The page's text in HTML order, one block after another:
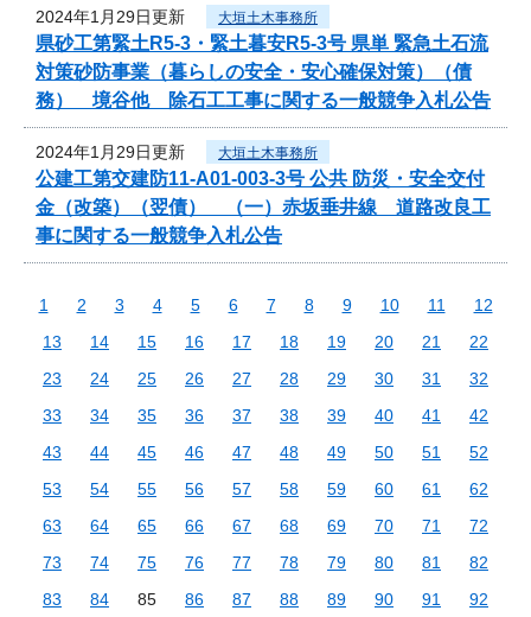
2024年1月29日更新 大垣土木事務所
県砂工第緊土R5-3・緊土暮安R5-3号 県単 緊急土石流
対策砂防事業（暮らしの安全・安心確保対策）（債
務） 境谷他 除石工工事に関する一般競争入札公告
2024年1月29日更新 大垣土木事務所
公建工第交建防11-A01-003-3号 公共 防災・安全交付
金（改築）（翌債） （一）赤坂垂井線 道路改良工
事に関する一般競争入札公告
1 2 3 4 5 6 7 8 9 10 11
12
13
14 15 16 17 18 19 20 21
22
23
24 25 26 27 28 29 30 31
32
33
34 35 36 37 38 39 40 41
42
43
44 45 46 47 48 49 50 51
52
53
54 55 56 57 58 59 60 61
62
63
64 65 66 67 68 69 70 71
72
73
74 75 76 77 78 79 80 81
82
83
84 85 86 87 88 89 90 91
92